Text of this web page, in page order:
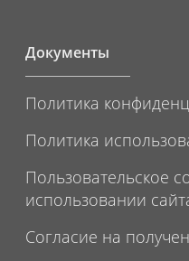
Документы
Политика
Политика
Пользовательское
использовании
Согласие на